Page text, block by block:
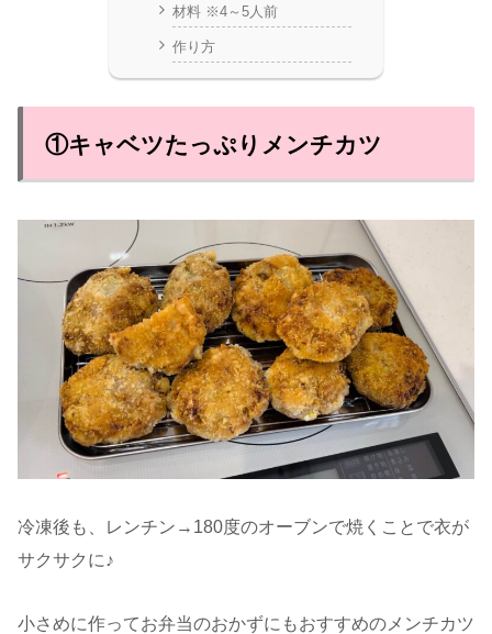
材料 ※4～5人前
作り方
①キャベツたっぷりメンチカツ
冷凍後も、レンチン→180度のオーブンで焼くことで衣が
サクサクに♪
小さめに作ってお弁当のおかずにもおすすめのメンチカツ